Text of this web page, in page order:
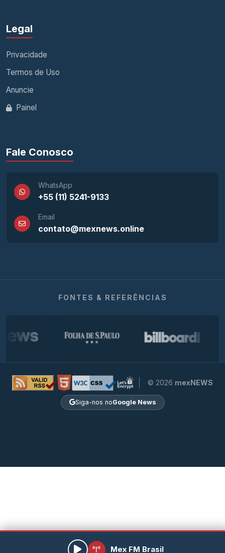
Legal
Privacidade
Termos de Uso
Anuncie
Painel
Fale Conosco
WhatsApp
+55 (11) 5241-9133
Email
contato@mexnews.online
FONTES & REFERÊNCIAS
© 2026 mexNEWS
Siga-nos noGoogle News
Mex FM Brasil